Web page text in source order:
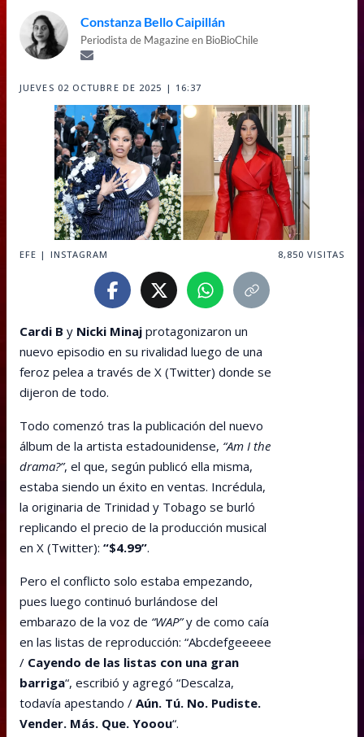
Constanza Bello Caipillán
Periodista de Magazine en BioBioChile
JUEVES 02 OCTUBRE DE 2025 | 16:37
EFE | INSTAGRAM 8,850 VISITAS
Cardi B y Nicki Minaj protagonizaron un
nuevo episodio en su rivalidad luego de una
feroz pelea a través de X (Twitter) donde se
dijeron de todo.
Todo comenzó tras la publicación del nuevo
álbum de la artista estadounidense, “Am I the
drama?”, el que, según publicó ella misma,
estaba siendo un éxito en ventas. Incrédula,
la originaria de Trinidad y Tobago se burló
replicando el precio de la producción musical
en X (Twitter): “$4.99”.
Pero el conflicto solo estaba empezando,
pues luego continuó burlándose del
embarazo de la voz de “WAP”y de como caía
en las listas de reproducción: “Abcdefgeeeee
/ Cayendo de las listas con una gran
barriga“, escribió y agregó “Descalza,
todavía apestando / Aún. Tú. No. Pudiste.
Vender. Más. Que. Yooou“.